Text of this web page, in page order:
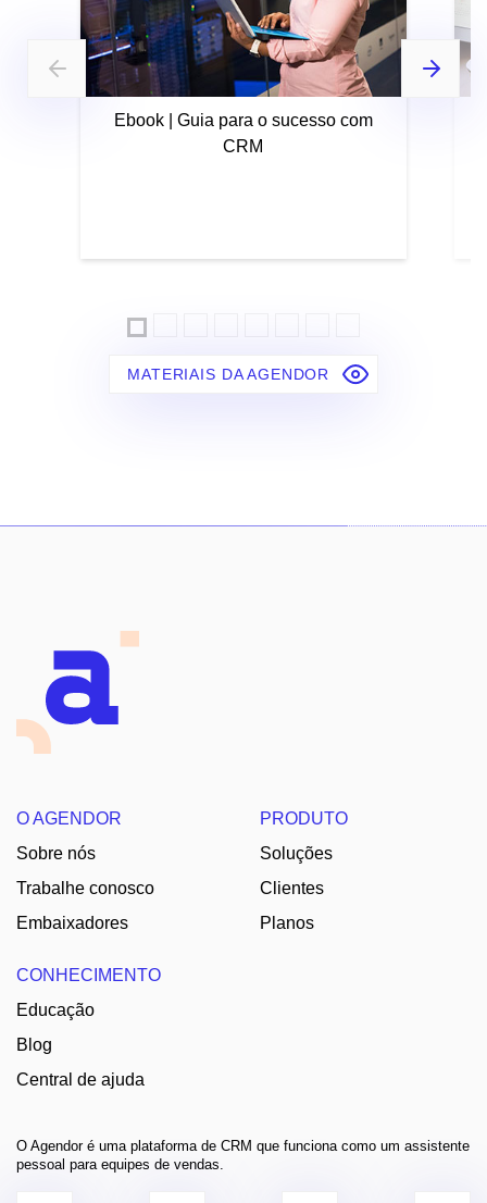
Ebook | Guia para o sucesso com
CRM
MATERIAIS DA AGENDOR
O AGENDOR
Sobre nós
Trabalhe conosco
Embaixadores
PRODUTO
Soluções
Clientes
Planos
CONHECIMENTO
Educação
Blog
Central de ajuda
O Agendor é uma plataforma de CRM que funciona como um assistente
pessoal para equipes de vendas.